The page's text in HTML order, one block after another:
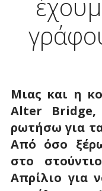
Μιας και η
Alter
Bridge,
ρωτήσω για
Από όσο
στο
Απρίλιο για